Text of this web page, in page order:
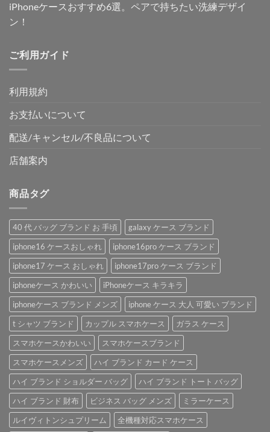
iPhoneケースおすすめ6選。ペアで持ちたい洗練デザイ
ン！
ご利用ガイド
利用規約
お支払いについて
配送/キャンセル/不良品について
店舗案内
商品タグ
40 代 バッグ ブランド お 手頃
galaxy ケース ブランド
iphone16 ケースおしゃれ
iphone16pro ケース ブランド
iphone17 ケース おしゃれ
iphone17pro ケース ブランド
iphoneケース かわいい
iPhoneケース キラキラ
iphoneケース ブランド メンズ
iphone ケース 大人 可愛い ブランド
t シャツ ブランド
カップル スマホケース
ガラス ケース
スマホケースかわいい
スマホケースブランド
スマホケースメンズ
ハイ ブランド カード ケース
ハイ ブランド ショルダー バッグ
ハイ ブランド トート バッグ
ハイ ブランド 財布
ビジネス バッグ メンズ
ミラーケース
ルイヴィトンシュプリーム
全機種対応スマホケース